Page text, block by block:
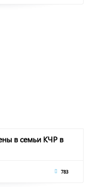
в семьи КЧР в
783